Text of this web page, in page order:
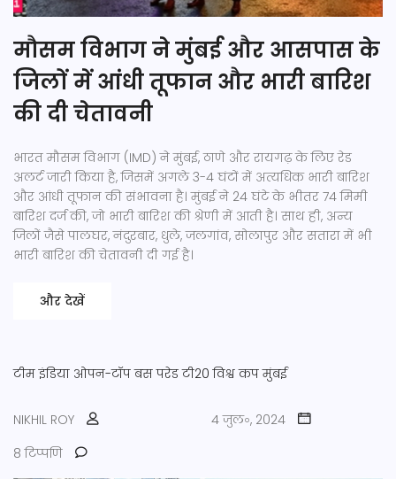
मौसम विभाग ने मुंबई और आसपास के
जिलों में आंधी तूफान और भारी बारिश
की दी चेतावनी
भारत मौसम विभाग (IMD) ने मुंबई, ठाणे और रायगढ़ के लिए रेड
अलर्ट जारी किया है, जिसमें अगले 3-4 घंटों में अत्यधिक भारी बारिश
और आंधी तूफान की संभावना है। मुंबई ने 24 घंटे के भीतर 74 मिमी
बारिश दर्ज की, जो भारी बारिश की श्रेणी में आती है। साथ ही, अन्य
जिलों जैसे पालघर, नंदुरबार, धुले, जलगांव, सोलापुर और सतारा में भी
भारी बारिश की चेतावनी दी गई है।
और देखें
टीम इंडिया ओपन-टॉप बस परेड टी20 विश्व कप मुंबई
NIKHIL ROY
4 जुल॰, 2024
8 टिप्पणि